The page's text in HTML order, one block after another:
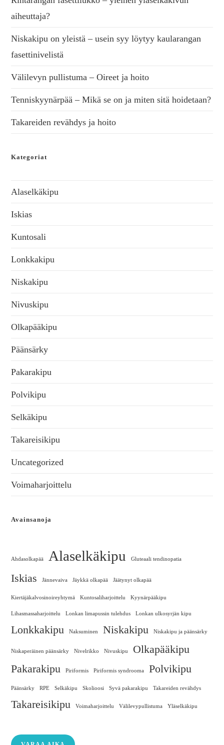
aiheuttaja?
Niskakipu on yleistä – usein syy löytyy kaularangan
fasettinivelistä
Välilevyn pullistuma – Oireet ja hoito
Tenniskyynärpää – Mikä se on ja miten sitä hoidetaan?
Takareiden revähdys ja hoito
Kategoriat
Alaselkäkipu
Iskias
Kuntosali
Lonkkakipu
Niskakipu
Nivuskipu
Olkapääkipu
Päänsärky
Pakarakipu
Polvikipu
Selkäkipu
Takareisikipu
Uncategorized
Voimaharjoittelu
Avainsanoja
Ahdasolkapää Alaselkäkipu Gluteaali tendinopatia
Iskias Jännevaiva Jäykkä olkapää Jäätynyt olkapää
Kiertäjäkalvosinoireyhtymä Kuntosaliharjoittelu Kyynärpääkipu
Lihasmassaharjoittelu Lonkan limapussin tulehdus Lonkan ulkosyrjän kipu
Lonkkakipu Naksuminen Niskakipu Niskakipu ja päänsärky
Niskaperäinen päänsärky Nivelrikko Nivuskipu
Olkapääkipu
Pakarakipu
Piriformis Piriformis syndrooma Polvikipu
Päänsärky RPE Selkäkipu Skolioosi Syvä pakarakipu Takareiden revähdys
Takareisikipu Voimaharjoittelu Välilevypullistuma Yläselkäkipu